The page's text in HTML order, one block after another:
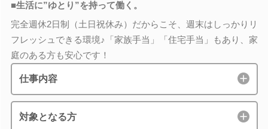
■生活に”ゆとり”を持って働く。
完全週休2日制（土日祝休み）だからこそ、週末はしっかりリ
フレッシュできる環境♪「家族手当」「住宅手当」もあり、家
庭のある方も安心です！
仕事内容
対象となる方